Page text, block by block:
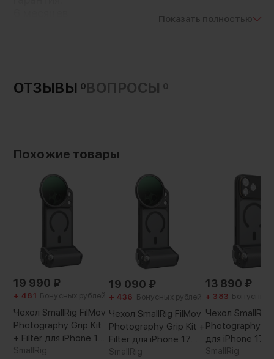
портам и кнопкам
Показать полностью
ОТЗЫВЫ 0ВОПРОСЫ 0
Похожие товары
19 990 ₽
+ 481 Бонусных рублей
Чехол SmallRig FilMov
Photography Grip Kit
+ Filter для iPhone 17
Pro Max
SmallRig
19 090 ₽
+ 436 Бонусных рублей
Чехол SmallRig FilMov
Photography Grip Kit +
Filter для iPhone 17
Pro
SmallRig
13 890 ₽
+ 383 Бонусных
Чехол SmallRig
Photography
для iPhone 17
SmallRig